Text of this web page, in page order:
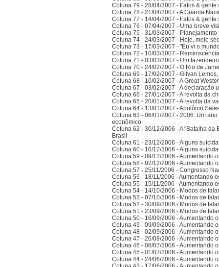
Coluna 79 - 28/04/2007 - Fatos &
Coluna 78 - 21/04/2007 - A Guarda
Coluna 77 - 14/04/2007 - Fatos &
Coluna 76 - 07/04/2007 - Uma breve
Coluna 75 - 31/03/2007 -
Coluna 74 - 24/03/2007 - Hoje, meio
Coluna 73 - 17/03/2007 - "Eu vi o
Coluna 72 - 10/03/2007 -
Coluna 71 - 03/03/2007 - Um
Coluna 70 - 24/02/2007 - O Rio de
Coluna 69 - 17/02/2007 - Gilvan
Coluna 68 - 10/02/2007 - A Great
Coluna 67 - 03/02/2007 - A declaração
Coluna 66 - 27/01/2007 - A revolta da
Coluna 65 - 20/01/2007 - A revolta da
Coluna 64 - 13/01/2007 - Apolônio
Coluna 63 - 06/01/2007 - 2006: Um
econômico
Coluna 62 - 30/12/2006 - A "Batalha
Brasil
Coluna 61 - 23/12/2006 - Alguns
Coluna 60 - 16/12/2006 - Alguns
Coluna 59 - 09/12/2006 - Aumentando
Coluna 58 - 02/12/2006 - Aumentando
Coluna 57 - 25/11/2006 - Congresso
Coluna 56 - 18/11/2006 - Aumentando
Coluna 55 - 15/11/2006 - Aumentando
Coluna 54 - 14/10/2006 - Modos de
Coluna 53 - 07/10/2006 - Modos de
Coluna 52 - 30/09/2006 - Modos de
Coluna 51 - 23/09/2006 - Modos de
Coluna 50 - 16/09/2006 - Aumentando
Coluna 49 - 09/09/2006 - Aumentando
Coluna 48 - 02/09/2006 - Aumentando
Coluna 47 - 26/08/2006 - Aumentando
Coluna 46 - 08/07/2006 - Aumentando
Coluna 45 - 01/07/2006 - Aumentando
Coluna 44 - 24/06/2006 - Aumentando